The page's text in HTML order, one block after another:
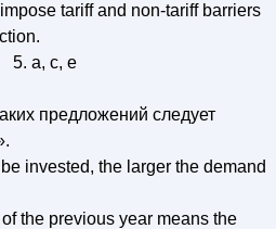
tariff and non-tariff barriers
a, c, e
предложений следует
invested, the larger the demand
the previous year means the